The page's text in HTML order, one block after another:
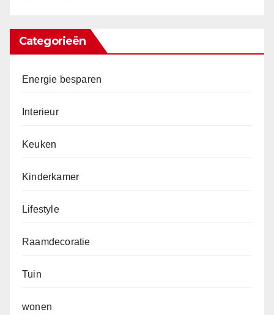
Categorieën
Energie besparen
Interieur
Keuken
Kinderkamer
Lifestyle
Raamdecoratie
Tuin
wonen